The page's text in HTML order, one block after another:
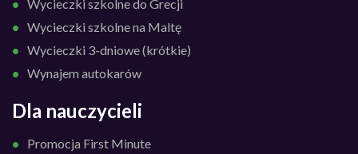
Wycieczki szkolne do Grecji
Wycieczki szkolne na Maltę
Wycieczki 3-dniowe (krótkie)
Wynajem autokarów
Dla nauczycieli
Promocja First Minute